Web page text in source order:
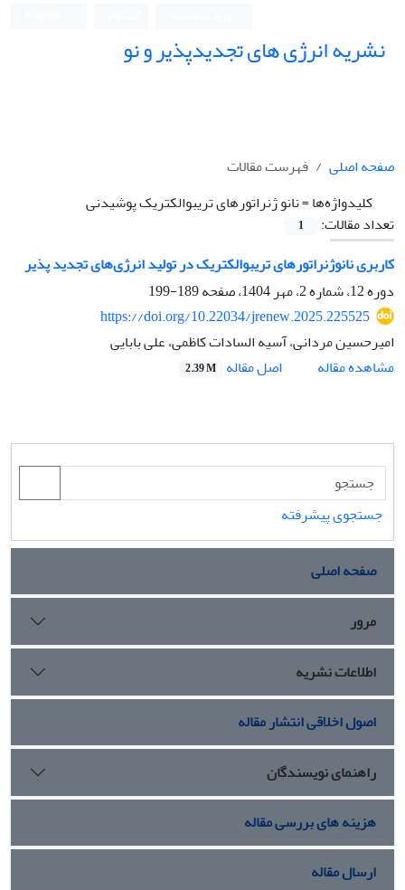
نشریه انرژی های تجدیدپذیر و نو
صفحه اصلی
فهرست مقالات
کلیدواژه‌ها =نانو ژنراتورهای تریبوالکتریک پوشیدنی
تعداد مقالات:
1
کاربری نانوژنراتورهای تریبوالکتریک در تولید انرژی‌های تجدید پذیر
دوره 12، شماره 2، مهر 1404، صفحه
189-199
https://doi.org/10.22034/jrenew.2025.225525
امیرحسین مردانی، آسیه السادات کاظمی، علی بابایی
مشاهده مقاله
اصل مقاله 2.39 M
جستجوی پیشرفته
صفحه اصلی
مرور
اطلاعات نشریه
اصول اخلاقی انتشار مقاله
راهنمای نویسندگان
هزینه های بررسی مقاله
ارسال مقاله